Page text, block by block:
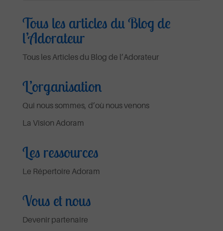
Tous les articles du Blog de
l’Adorateur
Tous les Articles du Blog de l’Adorateur
L’organisation
Qui nous sommes, d’où nous venons
La Vision Adoram
Les ressources
Le Répertoire Adoram
Vous et nous
Devenir partenaire